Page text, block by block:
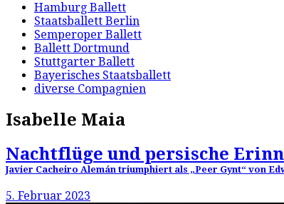
Hamburg Ballett
Staatsballett Berlin
Semperoper Ballett
Ballett Dortmund
Stuttgarter Ballett
Bayerisches Staatsballett
diverse Compagnien
Isabelle Maia
Nachtflüge und persische
Javier Cacheiro Alemán triumphiert als „Peer Gynt“ von
5. Februar 2023